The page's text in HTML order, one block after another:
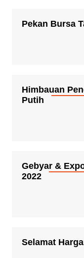
Pekan Bursa
Himbauan
Putih
Gebyar &
2022
Selamat